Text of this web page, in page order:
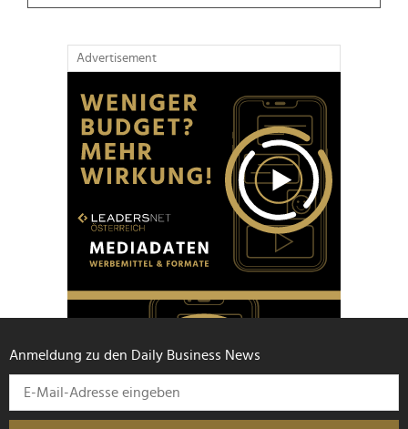
Advertisement
Anmeldung zu den Daily Business News